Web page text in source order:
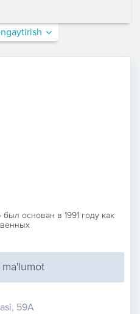
основан в 1991 году как
ma'lumot
59A